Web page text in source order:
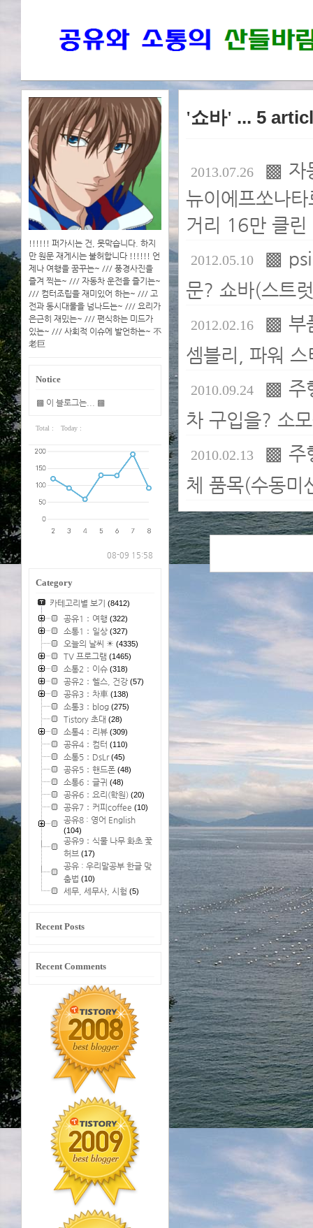
!!!!!! 퍼가시는 건, 못막습니다. 하지
만 원문 재게시는 불허합니다 !!!!!! 언
제나 여행을 꿈꾸는~ /// 풍경사진을
즐겨 찍는~ /// 자동차 운전을 즐기는~
/// 컴터조립을 재미있어 하는~ /// 고
전과 동시대물을 넘나드는~ /// 요리가
은근히 재밌는~ /// 편식하는 미드가
있는~ /// 사회적 이슈에 발언하는~ 不
老巨
Notice
▩ 이 블로그는... ▩
Total : Today :
08-09 15:58
Category
카테고리별 보기 (8412)
공유1：여행 (322)
소통1：일상 (327)
오늘의 날씨 ☀ (4335)
TV 프로그램 (1465)
소통2：이슈 (318)
공유2：헬스, 건강 (57)
공유3：차車 (138)
소통3：blog (275)
Tistory 초대 (28)
소통4：리뷰 (309)
공유4：컴터 (110)
소통5：DsLr(45)
공유5：핸드폰 (48)
소통6：글귀 (48)
공유6：요리(학원) (20)
공유7：커피coffee (10)
공유8 : 영어 English
(104)
공유9：식물 나무 화초 꽃
허브 (17)
공유 : 우리말공부 한글 맞
춤법 (10)
세무, 세무사, 시험 (5)
Recent Posts
Recent Comments
'쇼바' ... 5
2013.07.26 ▩ 자
뉴이에프쏘나
거리 16만 클
2012.05.10 ▩
문? 쇼바(스트
2012.02.16 ▩ 부
셈블리, 파워
2010.09.24 ▩ 주
차 구입을? 소
2010.02.13 ▩ 주
체 품목(수동